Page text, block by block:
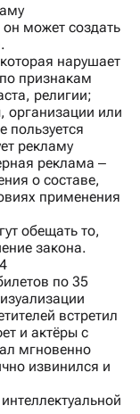
может создать
нарушает
признакам
религии;
организации или
пользуется
рекламу
реклама ‒
о составе,
применения
обещать то,
закона.
по 35
встретил
и актёры с
мгновенно
извинился и